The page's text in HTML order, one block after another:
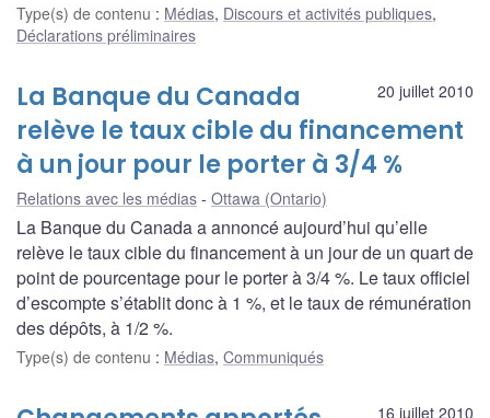
Type(s) de contenu : Médias, Discours et activités publiques,
Déclarations préliminaires
20 juillet 2010
La Banque du Canada
relève le taux cible du financement
à un jour pour le porter à 3/4 %
Relations avec les médias Ottawa (Ontario)
La Banque du Canada a annoncé aujourd’hui qu’elle
relève le taux cible du financement à un jour de un quart de
point de pourcentage pour le porter à 3/4 %. Le taux officiel
d’escompte s’établit donc à 1 %, et le taux de rémunération
des dépôts, à 1/2 %.
Type(s) de contenu : Médias, Communiqués
16 juillet 2010